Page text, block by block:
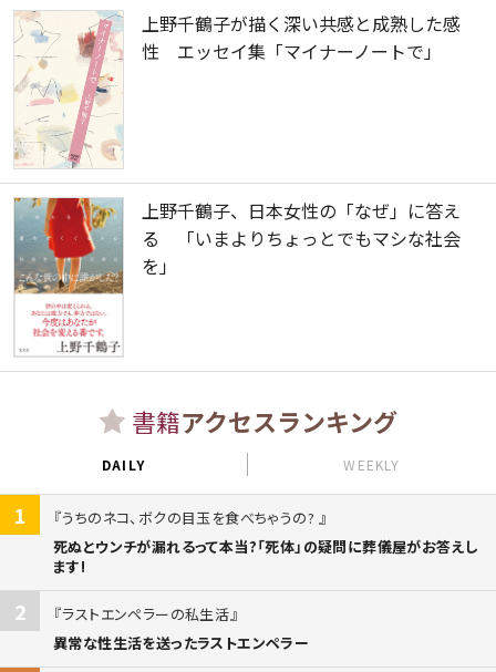
上野千鶴子が描く深い共感と成熟した感
性 エッセイ集「マイナーノートで」
上野千鶴子、日本女性の「なぜ」に答え
る 「いまよりちょっとでもマシな社会
を」
書籍アクセスランキング
DAILY WEEKLY
1
うちのネコ、ボクの目玉を食べちゃうの?
死ぬとウンチが漏れるって本当?「死体」の疑問に葬儀屋がお答えし
ます!
2
ラストエンペラーの私生活
異常な性生活を送ったラストエンペラー